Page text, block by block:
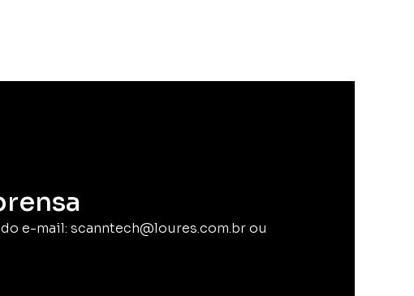
e-mail: scanntech@loures.com.br ou